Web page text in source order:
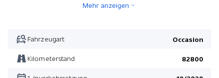
Driving Assistant Plus
Pack Ambient Air
Mehr anzeigen
Fahrzeugart Occasion
Kilometerstand 82800